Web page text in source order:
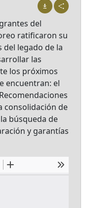
del
ratificaron su
legado de la
las
los próximos
encuentran: el
consolidación de
búsqueda de
y garantías